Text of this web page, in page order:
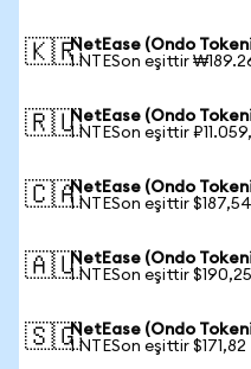
🇰🇷NetEase (Ondo
1 NTESon eşittir
🇷🇺NetEase (Ondo
1 NTESon eşittir
🇨🇦NetEase (Ondo
1 NTESon eşittir $187,54
🇦🇺NetEase (Ondo
1 NTESon eşittir $190,25
🇸🇬NetEase (Ondo
1 NTESon eşittir $171,82